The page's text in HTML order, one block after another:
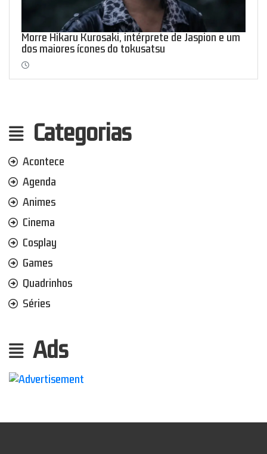
Morre Hikaru Kurosaki, intérprete de Jaspion e um
dos maiores ícones do tokusatsu
Categorias
Acontece
Agenda
Animes
Cinema
Cosplay
Games
Quadrinhos
Séries
Ads